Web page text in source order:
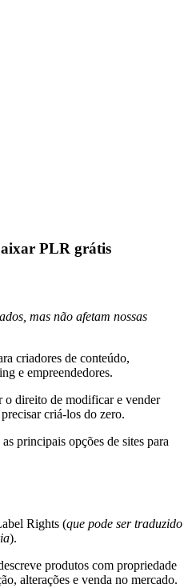
PLR grátis
mas não afetam nossas
criadores de conteúdo,
e empreendedores.
o direito de modificar e vender
criá-los do zero.
principais opções de sites para
Rights (que pode ser traduzido
).
produtos com propriedade
alterações e venda no mercado.